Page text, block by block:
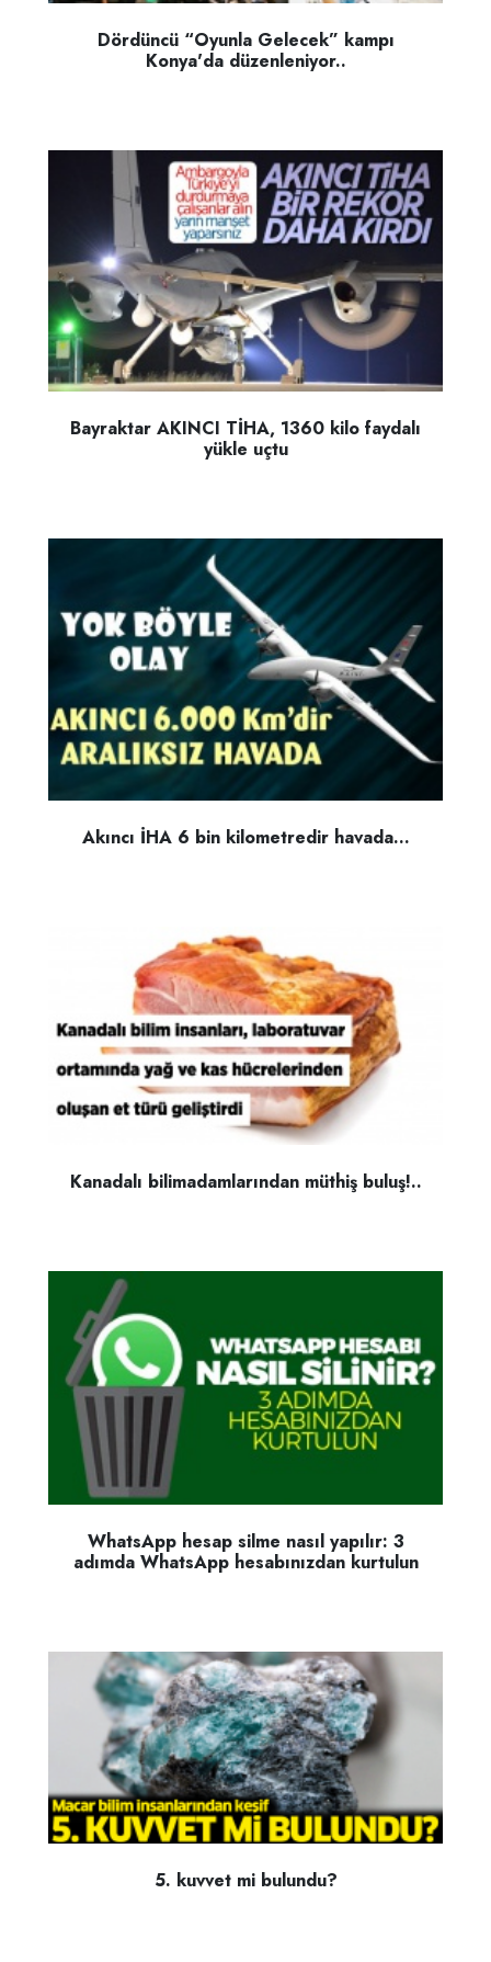
Dördüncü “Oyunla Gelecek” kampı
Konya'da düzenleniyor..
Bayraktar AKINCI TİHA, 1360 kilo faydalı
yükle uçtu
Akıncı İHA 6 bin kilometredir havada...
Kanadalı bilimadamlarından müthiş buluş!..
WhatsApp hesap silme nasıl yapılır: 3
adımda WhatsApp hesabınızdan kurtulun
5. kuvvet mi bulundu?